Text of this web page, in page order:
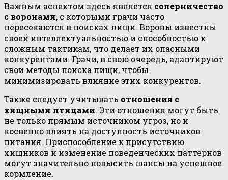
Важным аспектом здесь является соперничество
с воронами, с которыми грачи часто
пересекаются в поисках пищи. Вороны известны
своей интеллектуальностью и способностью к
сложным тактикам, что делает их опасными
конкурентами. Грачи, в свою очередь, адаптируют
свои методы поиска пищи, чтобы
минимизировать влияние этих конкурентов.
Также следует учитывать отношения с
хищными птицами. Эти отношения могут быть
не только прямым источником угроз, но и
косвенно влиять на доступность источников
питания. Приспособление к присутствию
хищников и изменение поведенческих паттернов
могут значительно повысить шансы на успешное
кормление.